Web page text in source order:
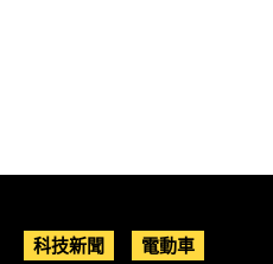
科技新聞 電動車